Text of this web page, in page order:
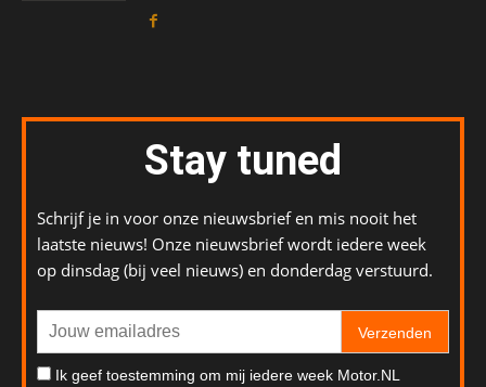
Stay tuned
Schrijf je in voor onze nieuwsbrief en mis nooit het
laatste nieuws! Onze nieuwsbrief wordt iedere week
op dinsdag (bij veel nieuws) en donderdag verstuurd.
Verzenden
Ik geef toestemming om mij iedere week Motor.NL